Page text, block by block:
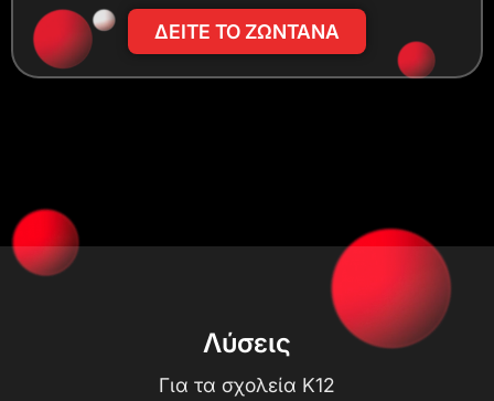
ΔΕΙΤΕ ΤΟ ΖΩΝΤΑΝΑ
Λύσεις
Για τα σχολεία K12